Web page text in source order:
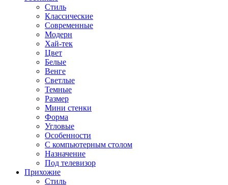
Стиль
Классические
Современные
Модерн
Хай-тек
Цвет
Белые
Венге
Светлые
Темные
Размер
Мини стенки
Форма
Угловые
Особенности
С компьютерным столом
Назначение
Под телевизор
Прихожие
Стиль